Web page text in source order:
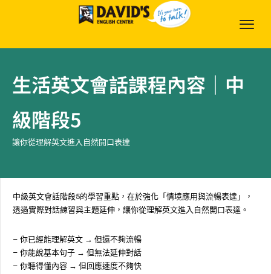
生活英文會話課程內容｜中
級階段5
讓你從理解英文進入自然開口表達
中級英文會話階段5的學習重點，在於強化「情境應用與流暢表達」，
透過實際對話練習與主題延伸，讓你從理解英文進入自然開口表達。
– 你已經能理解英文 → 但還不夠流暢
– 你能說基本句子 → 但無法延伸對話
– 你聽得懂內容 → 但回應速度不夠快